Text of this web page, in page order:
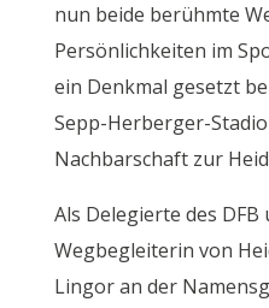
nun beide berühmte
Persönlichkeiten im
ein Denkmal gesetzt
Sepp-Herberger-
Nachbarschaft zur
Als Delegierte des DFB
Wegbegleiterin von
Lingor an der